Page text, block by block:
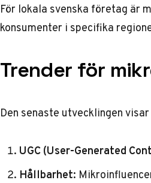
För lokala svenska företag är
konsumenter i specifika
Trender för
Den senaste utvecklingen
UGC (User-Generated
Hållbarhet: